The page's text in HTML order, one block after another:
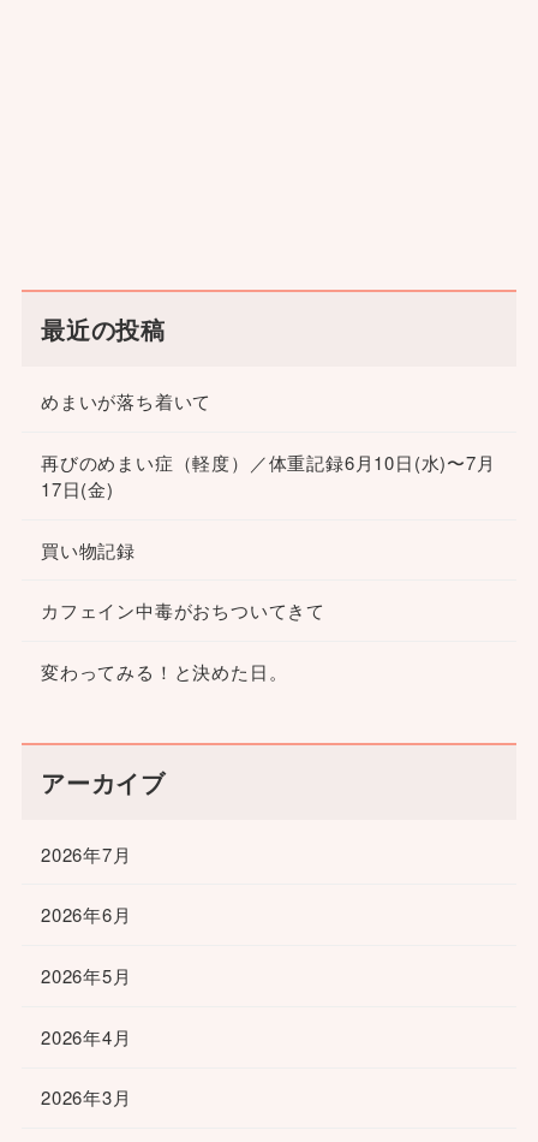
最近の投稿
めまいが落ち着いて
再びのめまい症（軽度）／体重記録6月10日(水)〜7月
17日(金)
買い物記録
カフェイン中毒がおちついてきて
変わってみる！と決めた日。
アーカイブ
2026年7月
2026年6月
2026年5月
2026年4月
2026年3月